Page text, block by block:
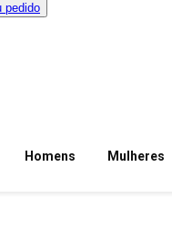
pedido
Homens Mulheres